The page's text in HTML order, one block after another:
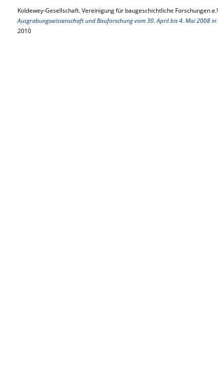
Koldewey-Gesellschaft. Vereinigung für baugeschichtliche Forschungen
Ausgrabungswissenschaft und Bauforschung vom 30. April bis 4. Mai 2008 in
2010